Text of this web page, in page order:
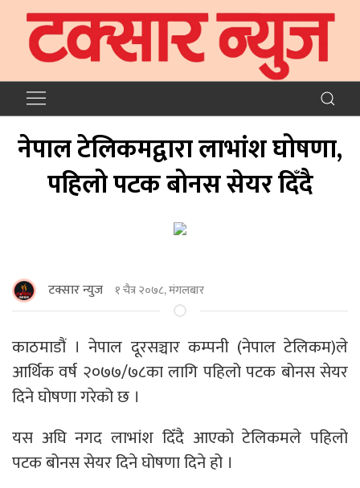
नेपाल टेलिकमद्वारा लाभांश घोषणा,
पहिलो पटक बोनस सेयर दिँदै
टक्सार न्युज १ चैत्र २०७८, मंगलबार
काठमाडौं । नेपाल दूरसञ्चार कम्पनी (नेपाल टेलिकम)ले
आर्थिक वर्ष २०७७/७८का लागि पहिलो पटक बोनस सेयर
दिने घोषणा गरेको छ ।
यस अघि नगद लाभांश दिँदै आएको टेलिकमले पहिलो
पटक बोनस सेयर दिने घोषणा दिने हो ।